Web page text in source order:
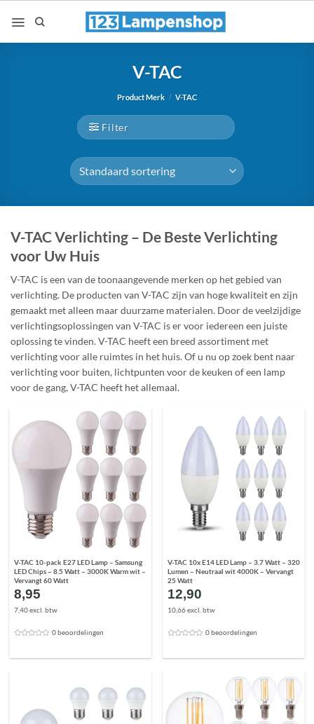
naar
V-TAC
Product Merk / V-TAC
Filter
V-TAC Verlichting – De Beste Verlichting
voor Uw Huis
V-TAC is een van de toonaangevende merken op het gebied van
verlichting. De producten van V-TAC zijn van hoge kwaliteit en zijn
gemaakt met alleen maar duurzame materialen. Door de veelzijdige
verlichtingsoplossingen van V-TAC is er voor iedereen een juiste
oplossing te vinden. V-TAC heeft een breed assortiment met
verlichting voor alle ruimtes in het huis. Of u nu op zoek bent naar
verlichting voor buiten, lichtpunten voor de keuken of een lamp
voor de gang, V-TAC heeft het allemaal.
V-TAC 10-pack E27 LED Lamp – Samsung
LED Chips – 8.5 Watt – 3000K Warm wit –
Vervangt 60 Watt
8,95
7,40 excl. btw
0 beoordelingen
V-TAC 10x E14 LED Lamp – 3.7 Watt – 320
Lumen – Neutraal wit 4000K – Vervangt
25 Watt
12,90
10,66 excl. btw
0 beoordelingen